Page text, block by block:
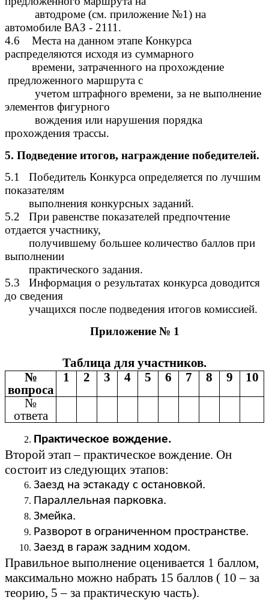
автодроме (см. приложение №1) на
автомобиле ВАЗ - 2111.
4.6 Места на данном этапе Конкурса
распределяются исходя из суммарного
времени, затраченного на прохождение
предложенного маршрута с
учетом штрафного времени, за не выполнение
элементов фигурного
вождения или нарушения порядка
прохождения трассы.
5. Подведение итогов, награждение победителей.
5.1 Победитель Конкурса определяется по лучшим
показателям
выполнения конкурсных заданий.
5.2 При равенстве показателей предпочтение
отдается участнику,
получившему большее количество баллов при
выполнении
практического задания.
5.3 Информация о результатах конкурса доводится
до сведения
учащихся после подведения итогов комиссией.
Приложение № 1
Таблица для участников.
№
вопроса
1 2 3 4 5 6 7 8 9
10
№
ответа
Практическое вождение.
Второй этап – практическое вождение. Он
состоит из следующих этапов:
Заезд на эстакаду с остановкой.
Параллельная парковка.
Змейка.
Разворот в ограниченном пространстве.
Заезд в гараж задним ходом.
Правильное выполнение оценивается 1 баллом,
максимально можно набрать 15 баллов ( 10 – за
теорию, 5 – за практическую часть).